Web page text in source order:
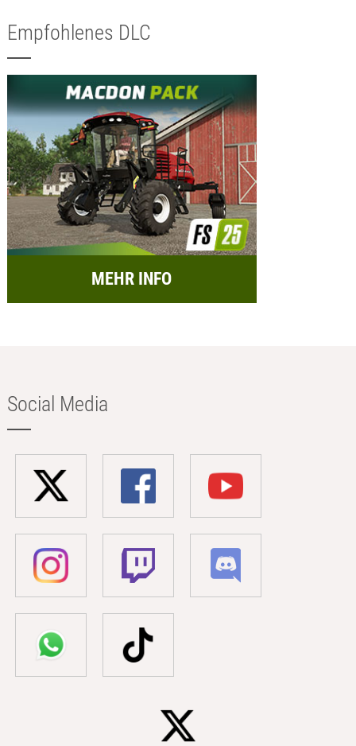
Empfohlenes DLC
MEHR INFO
Social Media